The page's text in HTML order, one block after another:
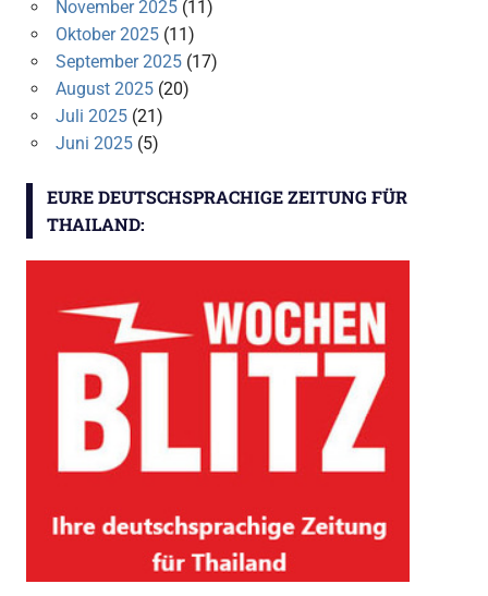
November 2025(11)
Oktober 2025(11)
September 2025(17)
August 2025(20)
Juli 2025(21)
Juni 2025(5)
EURE DEUTSCHSPRACHIGE ZEITUNG FÜR
THAILAND: